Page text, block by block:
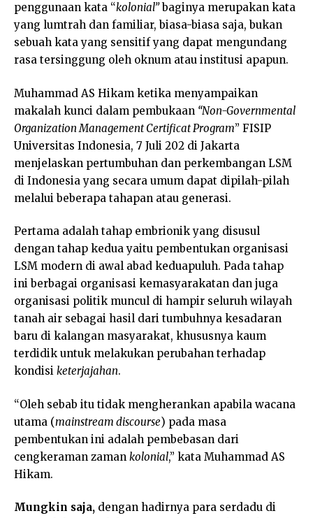
penggunaan kata “kolonial”baginya merupakan kata
yang lumtrah dan familiar, biasa-biasa saja, bukan
sebuah kata yang sensitif yang dapat mengundang
rasa tersinggung oleh oknum atau institusi apapun.
Muhammad AS Hikam ketika menyampaikan
makalah kunci dalam pembukaan “Non-Governmental
Organization Management Certificat Program” FISIP
Universitas Indonesia, 7 Juli 202 di Jakarta
menjelaskan pertumbuhan dan perkembangan LSM
di Indonesia yang secara umum dapat dipilah-pilah
melalui beberapa tahapan atau generasi.
Pertama adalah tahap embrionik yang disusul
dengan tahap kedua yaitu pembentukan organisasi
LSM modern di awal abad keduapuluh. Pada tahap
ini berbagai organisasi kemasyarakatan dan juga
organisasi politik muncul di hampir seluruh wilayah
tanah air sebagai hasil dari tumbuhnya kesadaran
baru di kalangan masyarakat, khususnya kaum
terdidik untuk melakukan perubahan terhadap
kondisi keterjajahan.
“Oleh sebab itu tidak mengherankan apabila wacana
utama (mainstream discourse) pada masa
pembentukan ini adalah pembebasan dari
cengkeraman zaman kolonial,” kata Muhammad AS
Hikam.
Mungkin saja, dengan hadirnya para serdadu di